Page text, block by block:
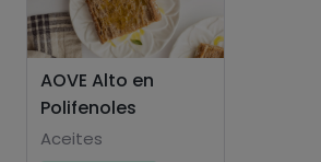
Pásate al PLUS
AOVE Alto en
Polifenoles
Aceites